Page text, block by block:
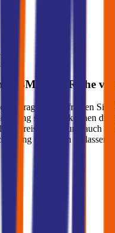
BMW X6-Reihe
befragt, wie zufrieden Sie
sind. Sie können
zu Preis & Leistung auch
einfließen zu lassen: